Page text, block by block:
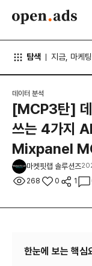
탐색 지금, 마케팅
데이터 분석
[MCP3탄] 데
쓰는 4가지
Mixpanel
마켓핏랩 솔루션즈
268 0 1
한눈에 보는 핵심